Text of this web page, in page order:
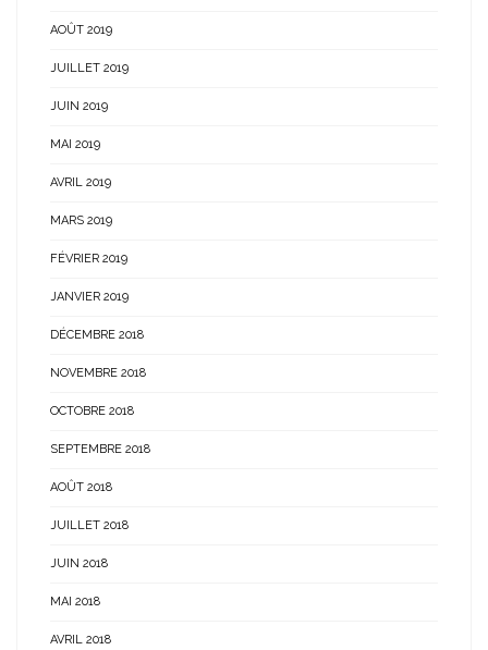
AOÛT 2019
JUILLET 2019
JUIN 2019
MAI 2019
AVRIL 2019
MARS 2019
FÉVRIER 2019
JANVIER 2019
DÉCEMBRE 2018
NOVEMBRE 2018
OCTOBRE 2018
SEPTEMBRE 2018
AOÛT 2018
JUILLET 2018
JUIN 2018
MAI 2018
AVRIL 2018